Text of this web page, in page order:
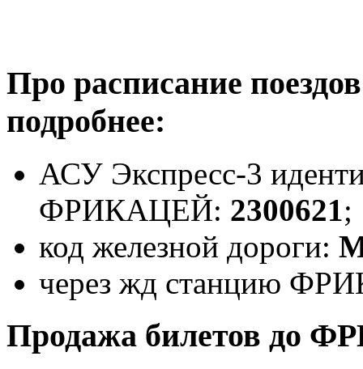
Про расписание
подробнее:
АСУ Экспресс-3
ФРИКАЦЕЙ: 2300621;
код железной дороги:
через жд станцию
Продажа билетов до